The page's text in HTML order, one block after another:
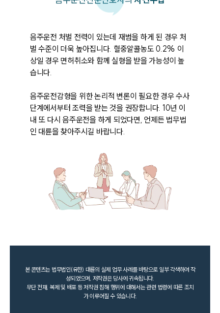
음주운전 처벌 전력이 있는데 재범을 하게 된 경우 처
벌 수준이 더욱 높아집니다. 혈중알콜농도 0.2% 이
상일 경우 면허취소와 함께 실형을 받을 가능성이 높
습니다.
음주운전감형을 위한 논리적 변론이 필요한 경우 수사
단계에서부터 조력을 받는 것을 권장합니다. 10년 이
내 또 다시 음주운전을 하게 되었다면, 언제든 법무법
인 대륜을 찾아주시길 바랍니다.
본 콘텐츠는 법무법인(유한) 대륜의 실제 업무 사례를 바탕으로 일부 각색하여 작
성되었으며, 저작권은 당사에 귀속됩니다.
무단 전재, 복제 및 배포 등 저작권 침해 행위에 대해서는 관련 법령에 따른 조치
가 이루어질 수 있습니다.